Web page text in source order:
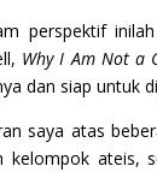
perspektif
Why I Am Not a
dan siap untuk
saya atas
kelompok ateis,